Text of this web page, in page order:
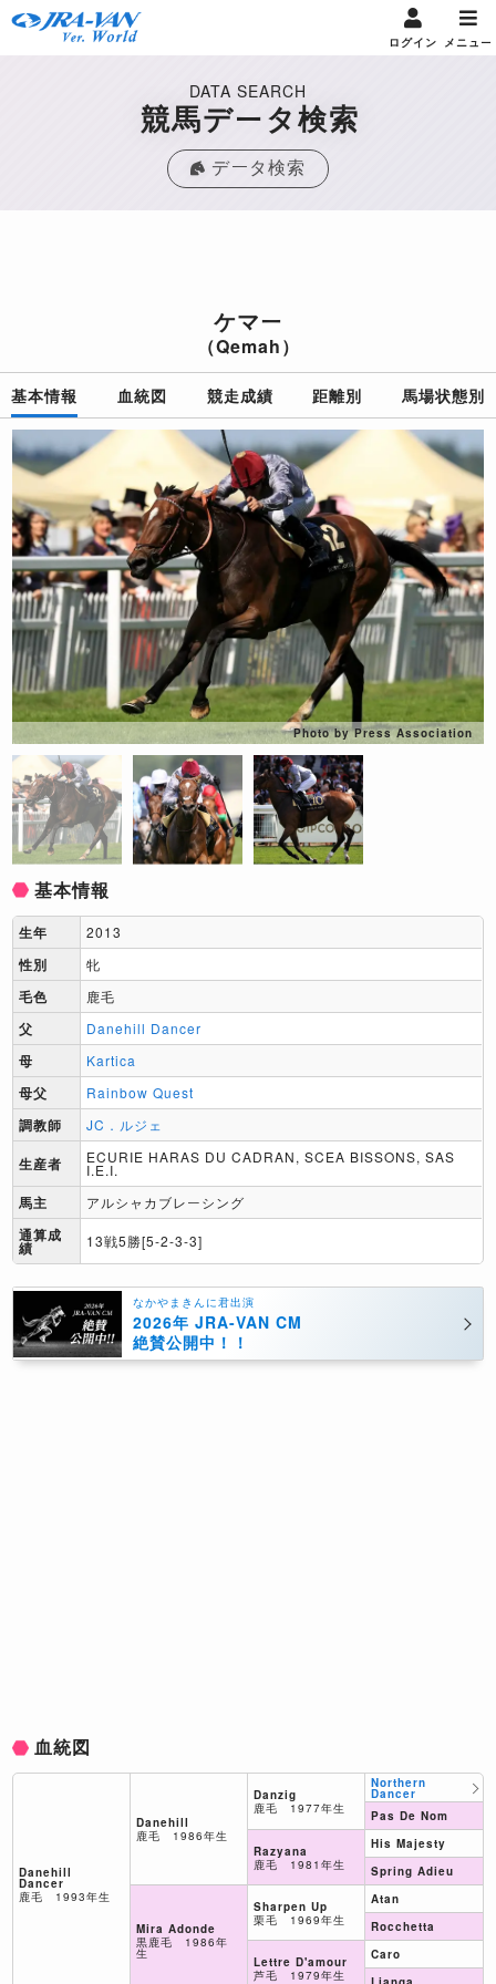
ログイン メニュー
DATA SEARCH
競馬データ検索
データ検索
ケマー
（Qemah）
基本情報 血統図 競走成績 距離別 馬場状態別
Photo by Press Association
基本情報
生年 2013
性別 牝
毛色 鹿毛
父 Danehill Dancer
母 Kartica
母父 Rainbow Quest
調教師 JC．ルジェ
生産者 ECURIE HARAS DU CADRAN, SCEA BISSONS, SAS
I.E.I.
馬主 アルシャカブレーシング
通算成
績 13戦5勝[5-2-3-3]
なかやまきんに君出演
2026年 JRA-VAN CM
絶賛公開中！！
血統図
Danehill
Dancer
鹿毛 1993年生
Danehill
鹿毛 1986年生
Mira Adonde
黒鹿毛 1986年
生
Danzig
鹿毛 1977年生
Razyana
鹿毛 1981年生
Sharpen Up
栗毛 1969年生
Lettre D'amour
芦毛 1979年生
Northern
Dancer
Pas De Nom
His Majesty
Spring Adieu
Atan
Rocchetta
Caro